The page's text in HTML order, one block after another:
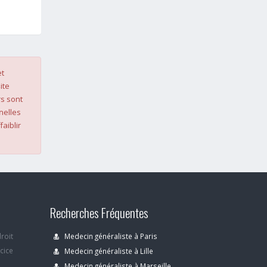
sont
Recherches Fréquentes
Medecin généraliste à Paris
Medecin généraliste à Lille